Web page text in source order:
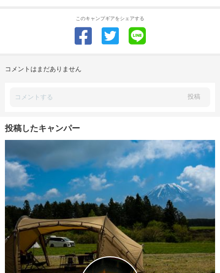
このキャンプギアをシェアする
コメントはまだありません
投稿
投稿したキャンパー